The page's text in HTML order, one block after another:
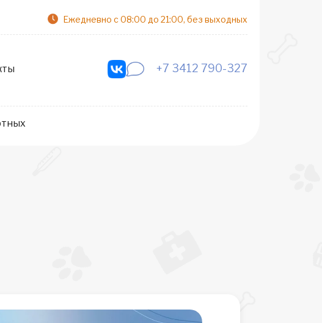
Ежедневно с 08:00 до 21:00, без выходных
+7 3412 790-327